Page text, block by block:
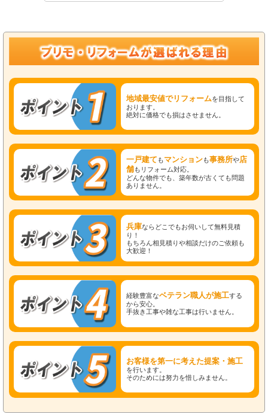
地域最安値でリフォームを目指して
おります。
絶対に価格でも損はさせません。
一戸建て もマンションも事務所や店
舗もリフォーム対応。
どんな物件でも、築年数が古くても問題
ありません。
兵庫ならどこでもお伺いして無料見積
り！
もちろん相見積りや相談だけのご依頼も
大歓迎！
経験豊富なベテラン職人が施工する
から安心。
手抜き工事や雑な工事は行いません。
お客様を第一に考えた提案・施工
を行います。
そのためには努力を惜しみません。